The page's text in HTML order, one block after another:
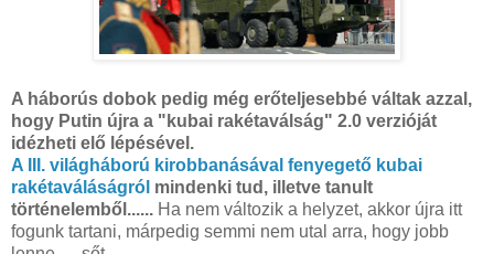
A háborús dobok pedig még erőteljesebbé váltak azzal,
hogy Putin újra a "kubai rakétaválság" 2.0 verzióját
idézheti elő lépésével.
A III. világháború kirobbanásával fenyegető kubai
rakétaváláságról mindenki tud, illetve tanult
történelemből...... Ha nem változik a helyzet, akkor újra itt
fogunk tartani, márpedig semmi nem utal arra, hogy jobb